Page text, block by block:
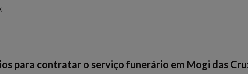
;
para contratar o serviço funerário em Mogi das